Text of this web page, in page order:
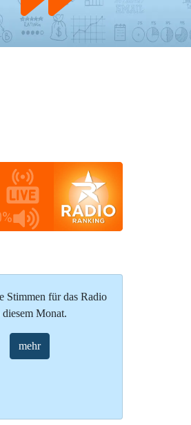
✽✽✽ Uhrzeit: 01:03
Stimmen für das Radio
diesem Monat.
mehr